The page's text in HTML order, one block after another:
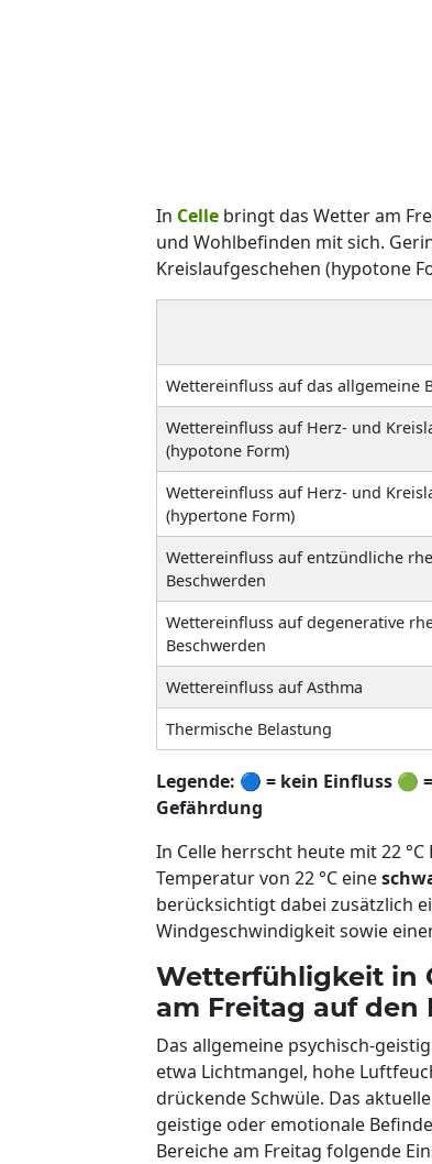
In Celle bringt das Wetter am
und Wohlbefinden mit sich.
Kreislaufgeschehen (hypotone
Wettereinfluss auf das allgemeine
Wettereinfluss auf Herz- und
(hypotone Form)
Wettereinfluss auf Herz- und
(hypertone Form)
Wettereinfluss auf entzündliche
Beschwerden
Wettereinfluss auf degenerative
Beschwerden
Wettereinfluss auf Asthma
Thermische Belastung
Legende: 🔵 = kein Einfluss 🟢
Gefährdung
In Celle herrscht heute mit 22
Temperatur von 22 °C eine
berücksichtigt dabei zusätzlich
Windgeschwindigkeit sowie
Wetterfühligkeit in
am Freitag auf den
Das allgemeine psychisch-
etwa Lichtmangel, hohe
drückende Schwüle. Das
geistige oder emotionale
Bereiche am Freitag folgende